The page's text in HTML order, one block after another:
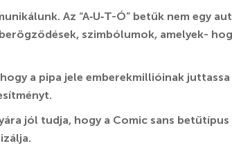
Az “A‑U‑T-Ó” betűk nem egy
szimbólumok, amelyek-
a pipa jele emberekmillióinak juttassa
jól tudja, hogy a Comic sans